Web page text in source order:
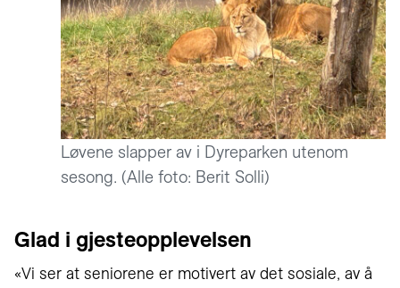
Løvene slapper av i Dyreparken utenom
sesong. (Alle foto: Berit Solli)
Glad i gjesteopplevelsen
«Vi ser at seniorene er motivert av det sosiale, av å